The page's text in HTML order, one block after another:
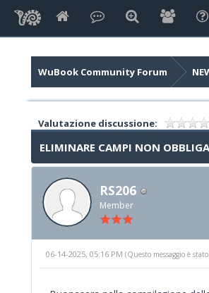
WuBook Community Forum
Valutazione discussione:
ELIMINARE CAMPI NON
RS206
Member
06-14-2025, 05:16 PM (Questo messaggio è